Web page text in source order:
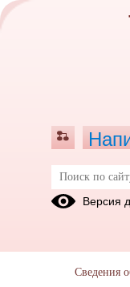
подготовки
Версия
Сведения